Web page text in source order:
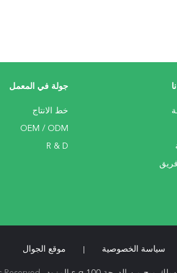
فريق
جولة في المعمل
خط الانتاج
OEM / ODM
R & D
سياسة الخصوصية موقع الجوال